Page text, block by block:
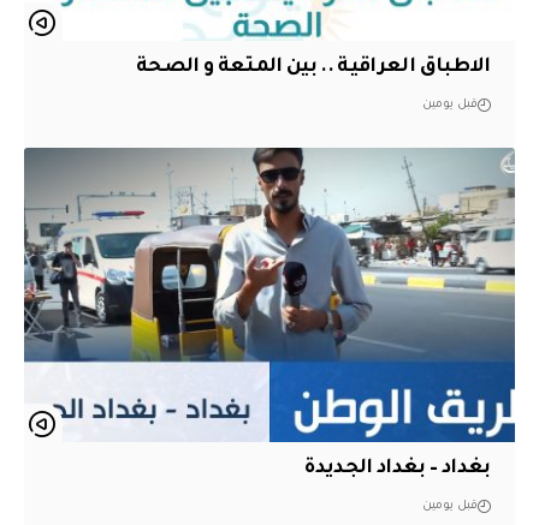
الاطباق العراقية .. بين المتعة و الصحة
قبل يومين
بغداد – بغداد الجديدة
قبل يومين